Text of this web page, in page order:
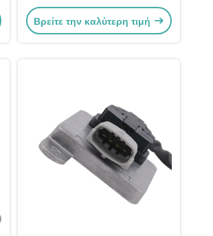
A0009050008 5WK96681D
Βρείτε την καλύτερη τιμή